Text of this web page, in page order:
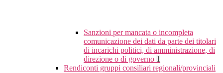
Sanzioni per mancata o incompleta
comunicazione dei dati da parte dei titolari
di incarichi politici, di amministrazione, di
direzione o di governo 1
Rendiconti gruppi consiliari regionali/provinciali